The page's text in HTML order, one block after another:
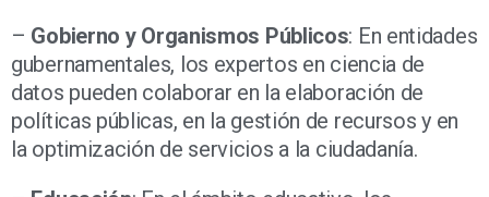
– Gobierno y Organismos Públicos: En entidades
gubernamentales, los expertos en ciencia de
datos pueden colaborar en la elaboración de
políticas públicas, en la gestión de recursos y en
la optimización de servicios a la ciudadanía.